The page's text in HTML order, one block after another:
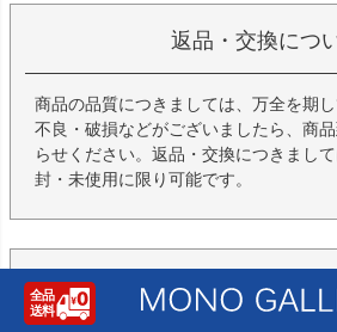
返品・交換につ
商品の品質につきましては、万全を期
不良・破損などがございましたら、商
らせください。返品・交換につきまし
封・未使用に限り可能です。
入荷お知らせメール